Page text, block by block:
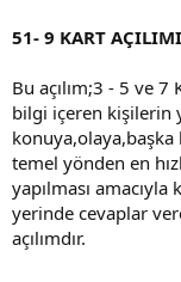
51- 9 KART AÇILIMI
Bu açılım;3 - 5 ve 7
bilgi içeren kişilerin
temel yönden en
yapılması
yerinde cevaplar
açılımdır.